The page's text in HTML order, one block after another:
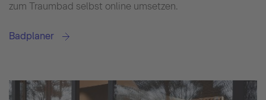
zum Traumbad selbst online umsetzen.
Badplaner